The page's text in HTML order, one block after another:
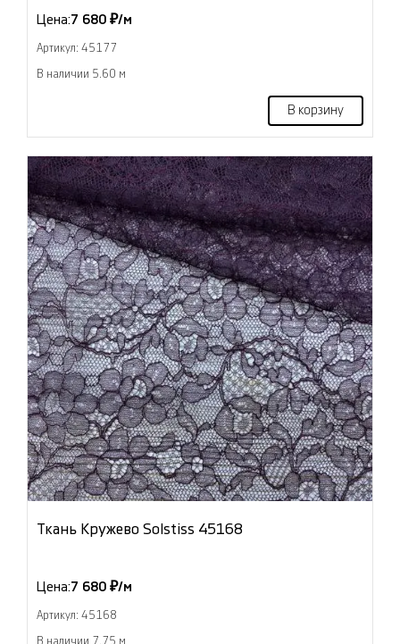
Цена:7 680 ₽/м
Артикул: 45177
В наличии 5.60 м
В корзину
Ткань Кружево Solstiss 45168
Цена:7 680 ₽/м
Артикул: 45168
В наличии 7.75 м